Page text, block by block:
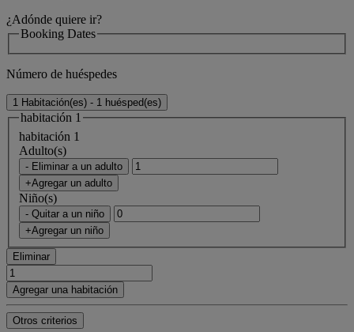
¿Adónde quiere ir?
Booking Dates
Número de huéspedes
1 Habitación(es) - 1 huésped(es)
habitación 1
habitación 1
Adulto(s)
- Eliminar a un adulto
+Agregar un adulto
Niño(s)
- Quitar a un niño
+Agregar un niño
Eliminar
Agregar una habitación
Otros criterios